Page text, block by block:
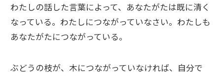
わたしの話した言葉によって、あなたがたは既に清く
なっている。わたしにつながっていなさい。わたしも
あなたがたにつながっている。
ぶどうの枝が、木につながっていなければ、自分で